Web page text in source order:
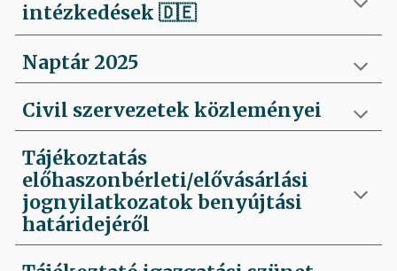
intézkedések🇩🇪
Naptár 2025
Civil szervezetek közleményei
Tájékoztatás
előhaszonbérleti/elővásárlási
jognyilatkozatok benyújtási
határidejéről